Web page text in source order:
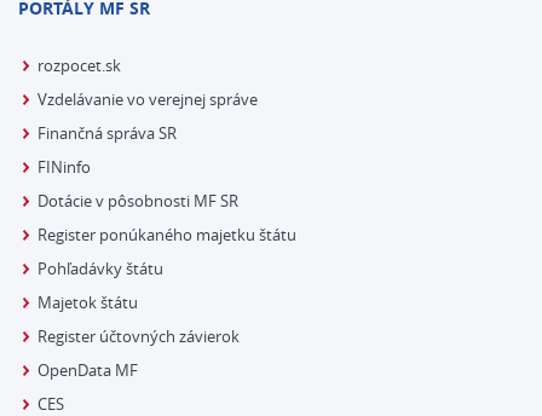
PORTÁLY MF SR
rozpocet.sk
Vzdelávanie vo verejnej správe
Finančná správa SR
FINinfo
Dotácie v pôsobnosti MF SR
Register ponúkaného majetku štátu
Pohľadávky štátu
Majetok štátu
Register účtovných závierok
OpenData MF
CES